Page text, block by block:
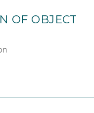
OF OBJECT